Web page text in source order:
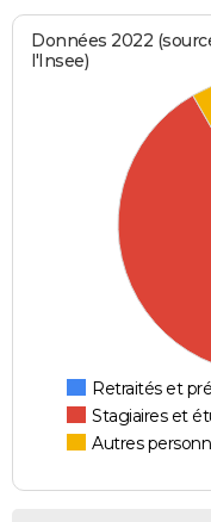
Données 2022
l'Insee)
Retraités et
Stagiaires et
Autres